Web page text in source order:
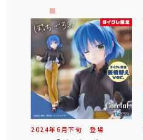
2024年6 月下旬 登場